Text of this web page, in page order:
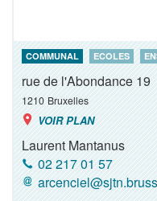
COMMUNAL ECOLES
rue de l'Abondance 19
1210 Bruxelles
VOIR PLAN
Laurent Mantanus
02 217 01 57